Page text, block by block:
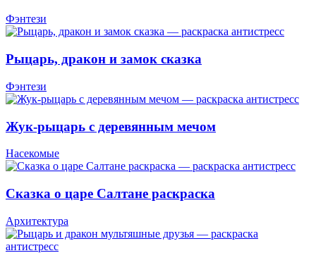
Фэнтези
Рыцарь, дракон и замок сказка
Фэнтези
Жук-рыцарь с деревянным мечом
Насекомые
Сказка о царе Салтане раскраска
Архитектура